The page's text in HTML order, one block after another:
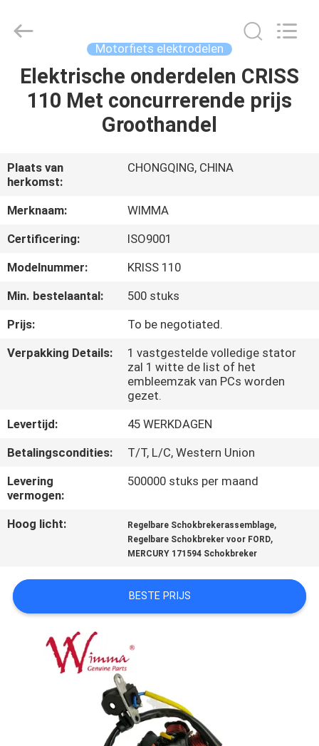
THUIS
PRODUCTEN
VIDEO'S
OVER
ONS
KWALITEITSCONTROLE
VRAAG
EEN
OFFERTE
PRIVACYBELEID
Spare
Parts
Reserved.
Motorfiets elektrodelen
Elektrische onderdelen CRISS
110 Met concurrerende prijs
Groothandel
Plaats van
herkomst:
CHONGQING, CHINA
Merknaam:
WIMMA
Certificering:
ISO9001
Modelnummer:
KRISS 110
Min. bestelaantal:
500 stuks
Prijs:
To be negotiated.
Verpakking Details:
1 vastgestelde volledige stator
zal 1 witte de list of het
embleemzak van PCs worden
gezet.
Levertijd:
45 WERKDAGEN
Betalingscondities:
T/T, L/C, Western Union
Levering
vermogen:
500000 stuks per maand
Hoog licht: Regelbare Schokbrekerassemblage,
Regelbare Schokbreker voor FORD,
MERCURY 171594 Schokbreker
BESTE PRIJS